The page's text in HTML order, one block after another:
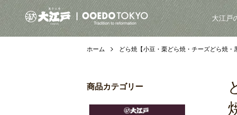
大江戸
ホーム どら焼【小豆・栗どら焼・チーズどら焼・
商品カテゴリー